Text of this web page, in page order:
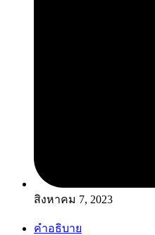
สิงหาคม 7, 2023
คำอธิบาย